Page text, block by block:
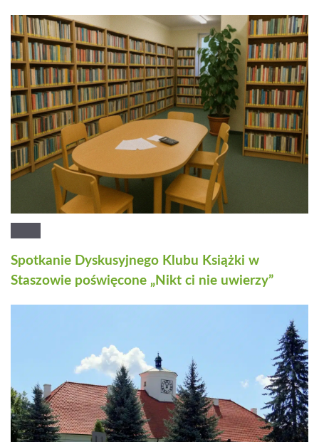
Spotkanie Dyskusyjnego Klubu Książki w
Staszowie poświęcone „Nikt ci nie uwierzy”